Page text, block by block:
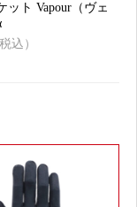
ット Vapour（ヴェ
込）